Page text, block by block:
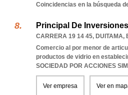
Coincidencias en la búsqueda
Principal De
CARRERA 19 14 45, DUITAMA,
Comercio al por menor de
productos de vidrio en
SOCIEDAD POR ACCIONES
Ver empresa Ver en